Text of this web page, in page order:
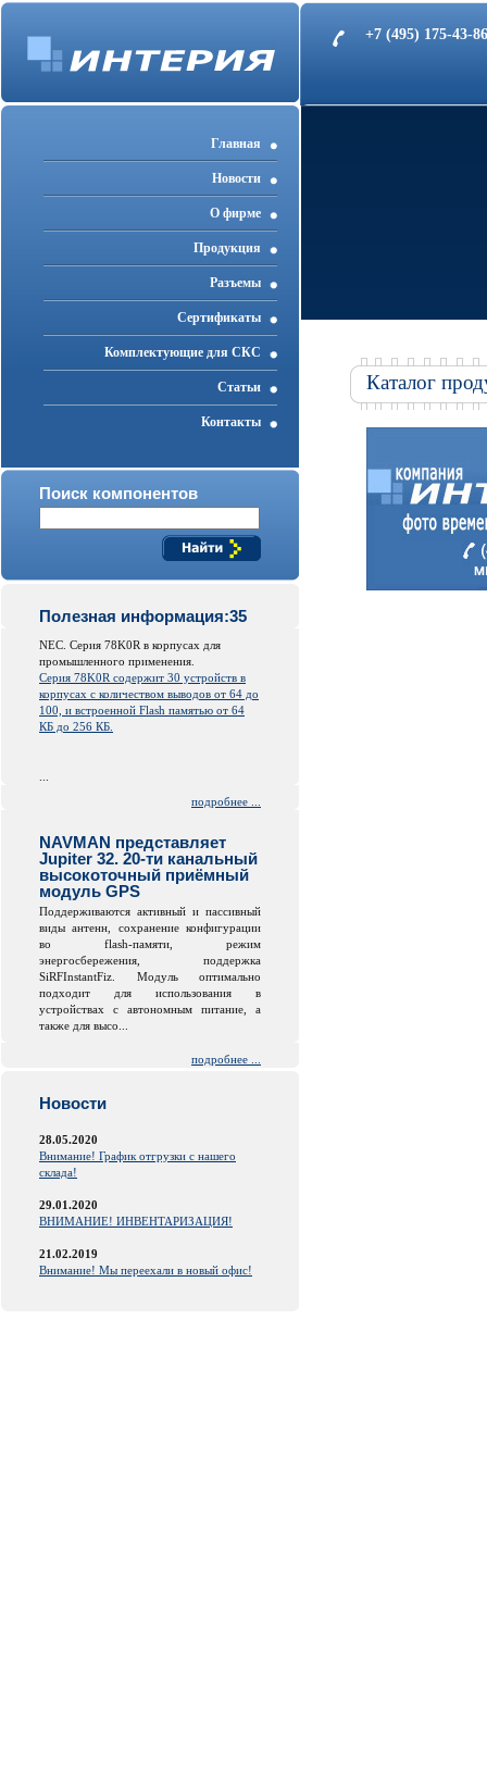
+7 (495) 175-43-
Главная
Новости
О фирме
Продукция
Разъемы
Cертификаты
Комплектующие для СКС
Статьи
Контакты
Поиск компонентов
Полезная информация:35
NEC. Серия 78K0R в корпусах для
промышленного применения.
Серия 78K0R содержит 30 устройств в
корпусах с количеством выводов от 64 до
100, и встроенной Flash памятью от 64
КБ до 256 КБ.
подробнее ...
NAVMAN представляет
Jupiter 32. 20-ти канальный
высокоточный приёмный
модуль GPS
Поддерживаются активный и пассивный
виды антенн, сохранение конфигурации
во flash-памяти, режим
энергосбережения, поддержка
SiRFInstantFiz. Модуль оптимально
подходит для использования в
устройствах с автономным питание, а
также для высо...
подробнее ...
Новости
28.05.2020
Внимание! График отгрузки с нашего
склада!
29.01.2020
ВНИМАНИЕ! ИНВЕНТАРИЗАЦИЯ!
21.02.2019
Внимание! Мы переехали в новый офис!
Каталог